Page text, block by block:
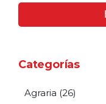
Categorías
Agraria (26)